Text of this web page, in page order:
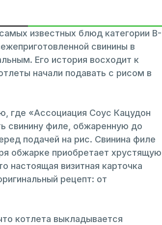
известных блюд категории B-
свинины в
Его история восходит к
начали подавать с рисом в
где «Ассоциация Соус Кацудон
свинину филе, обжаренную до
подачей на рис. Свинина филе
обжарке приобретает хрустящую
настоящая визитная карточка
рецепт: от
котлета выкладывается